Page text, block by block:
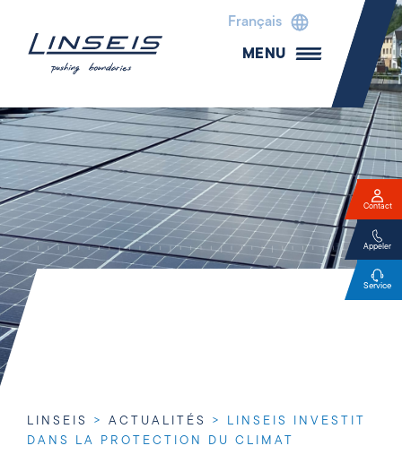
Français
MENU
LINSEIS > ACTUALITÉS > LINSEIS INVESTIT
DANS LA PROTECTION DU CLIMAT
Contact
Appeler
Service